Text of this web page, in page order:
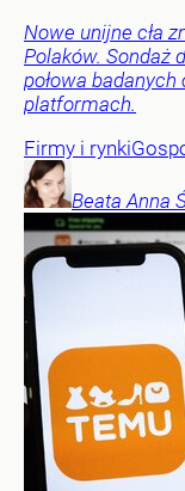
Nowe unijne cła
Polaków. Sondaż
połowa
platformach.
Firmy i rynki
Beata Anna